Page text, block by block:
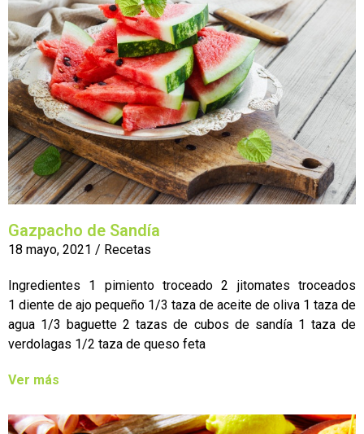
Gazpacho de Sandía
18 mayo, 2021 / Recetas
Ingredientes 1 pimiento troceado 2 jitomates troceados
1 diente de ajo pequeño 1/3 taza de aceite de oliva 1 taza de
agua 1/3 baguette 2 tazas de cubos de sandía 1 taza de
verdolagas 1/2 taza de queso feta
Ver más